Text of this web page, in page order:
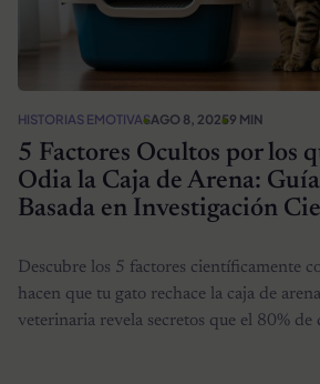
HISTORIAS EMOTIVASAGO 8, 20259 MIN
5 Factores Ocultos por los
Odia la Caja de Arena:
Basada en Investigación
Descubre los 5 factores científicamente
hacen que tu gato rechace la caja de
veterinaria revela secretos que el 80% de